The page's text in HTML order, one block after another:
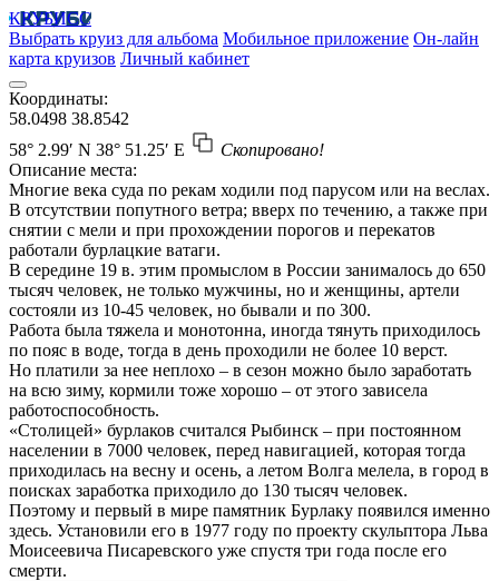
КРУБИСС
Выбрать круиз для альбома Мобильное приложение Он-лайн
карта круизов Личный кабинет
Координаты:
58.0498 38.8542
58° 2.99′ N 38° 51.25′ E
Скопировано!
Описание места:
Многие века суда по рекам ходили под парусом или на веслах.
В отсутствии попутного ветра; вверх по течению, а также при
снятии с мели и при прохождении порогов и перекатов
работали бурлацкие ватаги.
В середине 19 в. этим промыслом в России занималось до 650
тысяч человек, не только мужчины, но и женщины, артели
состояли из 10-45 человек, но бывали и по 300.
Работа была тяжела и монотонна, иногда тянуть приходилось
по пояс в воде, тогда в день проходили не более 10 верст.
Но платили за нее неплохо – в сезон можно было заработать
на всю зиму, кормили тоже хорошо – от этого зависела
работоспособность.
«Столицей» бурлаков считался Рыбинск – при постоянном
населении в 7000 человек, перед навигацией, которая тогда
приходилась на весну и осень, а летом Волга мелела, в город в
поисках заработка приходило до 130 тысяч человек.
Поэтому и первый в мире памятник Бурлаку появился именно
здесь. Установили его в 1977 году по проекту скульптора Льва
Моисеевича Писаревского уже спустя три года после его
смерти.